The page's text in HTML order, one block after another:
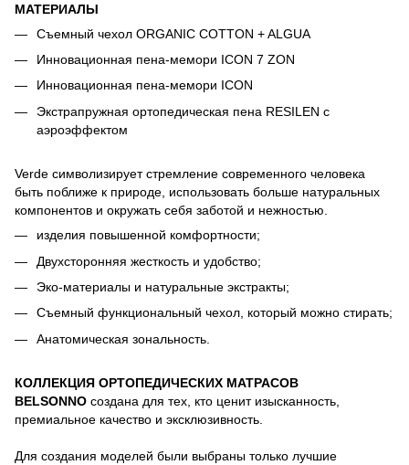
МАТЕРИАЛЫ
Съемный чехол ORGANIC COTTON + ALGUA
Инновационная пена-мемори ICON 7 ZON
Инновационная пена-мемори ICON
Экстрапружная ортопедическая пена RESILEN с
аэроэффектом
Verde символизирует стремление современного человека
быть поближе к природе, использовать больше натуральных
компонентов и окружать себя заботой и нежностью.
изделия повышенной комфортности;
Двухсторонняя жесткость и удобство;
Эко-материалы и натуральные экстракты;
Съемный функциональный чехол, который можно стирать;
Анатомическая зональность.
КОЛЛЕКЦИЯ ОРТОПЕДИЧЕСКИХ МАТРАСОВ
BELSONNO создана для тех, кто ценит изысканность,
премиальное качество и эксклюзивность.
Для создания моделей были выбраны только лучшие